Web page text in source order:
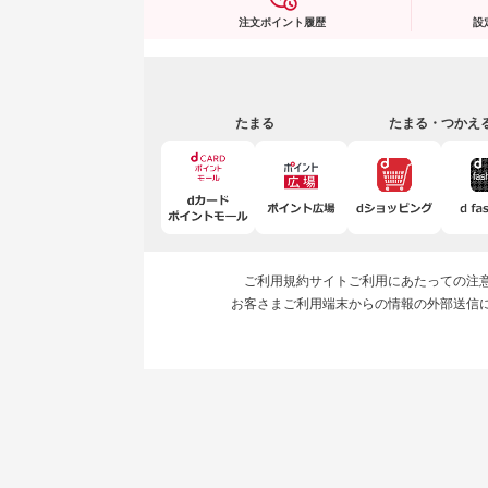
注文ポイント履歴 設
たまる たまる・つかえ
ご利用規約サイトご利用にあたっての注
お客さまご利用端末からの情報の外部送信